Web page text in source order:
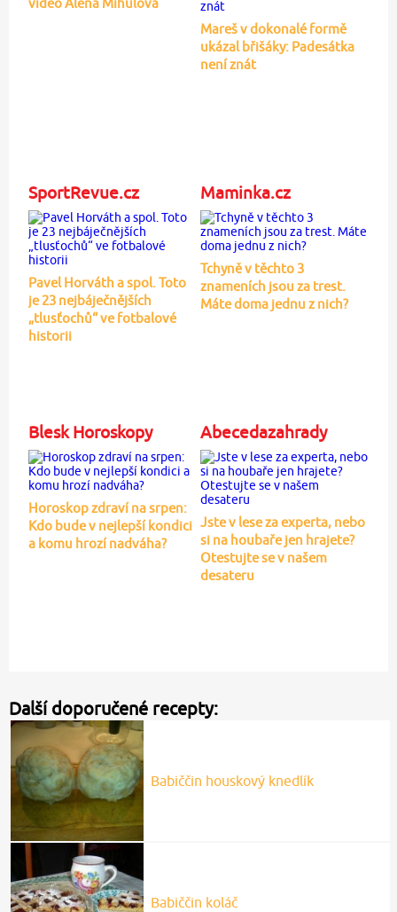
video Alena Mihulová
Mareš v dokonalé formě
ukázal břišáky: Padesátka
není znát
SportRevue.cz
Pavel Horváth a spol. Toto
je 23 nejbáječnějších
„tlusťochů“ ve fotbalové
historii
Maminka.cz
Tchyně v těchto 3
znameních jsou za trest.
Máte doma jednu z nich?
Blesk Horoskopy
Horoskop zdraví na srpen:
Kdo bude v nejlepší kondici
a komu hrozí nadváha?
Abecedazahrady
Jste v lese za experta, nebo
si na houbaře jen hrajete?
Otestujte se v našem
desateru
Další doporučené recepty:
Babiččin houskový knedlík
Babiččin koláč